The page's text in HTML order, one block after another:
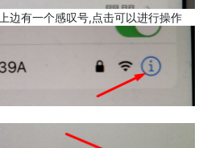
边有一个感叹号,点击可以进行操作